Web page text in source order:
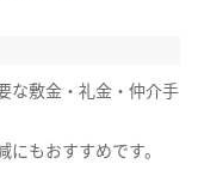
な敷金・礼金・仲介手
もおすすめです。